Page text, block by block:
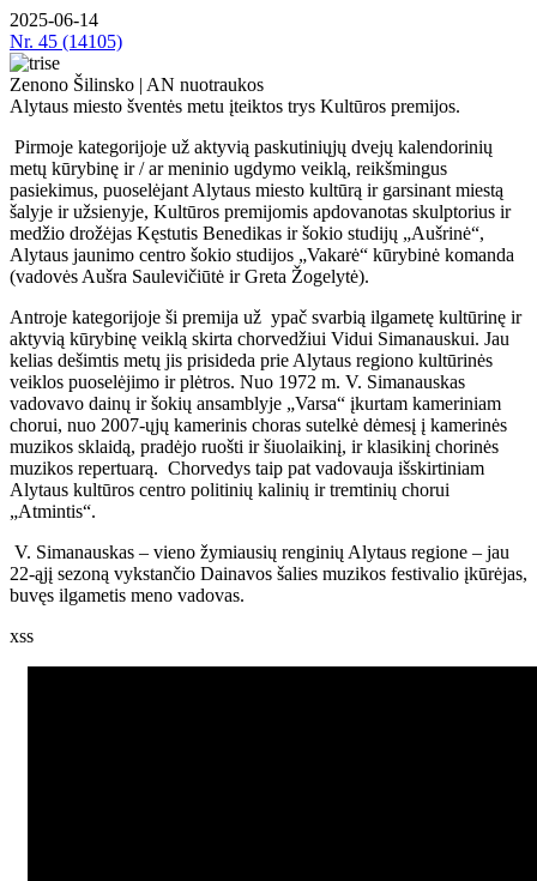
2025-06-14
Nr. 45 (14105)
Zenono Šilinsko | AN nuotraukos
Alytaus miesto šventės metu įteiktos trys Kultūros premijos.
Pirmoje kategorijoje už aktyvią paskutiniųjų dvejų kalendorinių
metų kūrybinę ir / ar meninio ugdymo veiklą, reikšmingus
pasiekimus, puoselėjant Alytaus miesto kultūrą ir garsinant miestą
šalyje ir užsienyje, Kultūros premijomis apdovanotas skulptorius ir
medžio drožėjas Kęstutis Benedikas ir šokio studijų „Aušrinė“,
Alytaus jaunimo centro šokio studijos „Vakarė“ kūrybinė komanda
(vadovės Aušra Saulevičiūtė ir Greta Žogelytė).
Antroje kategorijoje ši premija už ypač svarbią ilgametę kultūrinę ir
aktyvią kūrybinę veiklą skirta chorvedžiui Vidui Simanauskui. Jau
kelias dešimtis metų jis prisideda prie Alytaus regiono kultūrinės
veiklos puoselėjimo ir plėtros. Nuo 1972 m. V. Simanauskas
vadovavo dainų ir šokių ansamblyje „Varsa“ įkurtam kameriniam
chorui, nuo 2007-ųjų kamerinis choras sutelkė dėmesį į kamerinės
muzikos sklaidą, pradėjo ruošti ir šiuolaikinį, ir klasikinį chorinės
muzikos repertuarą. Chorvedys taip pat vadovauja išskirtiniam
Alytaus kultūros centro politinių kalinių ir tremtinių chorui
„Atmintis“.
V. Simanauskas – vieno žymiausių renginių Alytaus regione – jau
22-ąjį sezoną vykstančio Dainavos šalies muzikos festivalio įkūrėjas,
buvęs ilgametis meno vadovas.
xss